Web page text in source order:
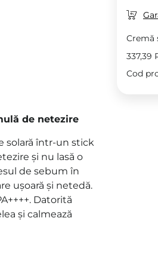
de netezire
solară într-un stick
și nu lasă o
de sebum în
ușoară și netedă.
Datorită
și calmează
Cremă
337,39
Cod